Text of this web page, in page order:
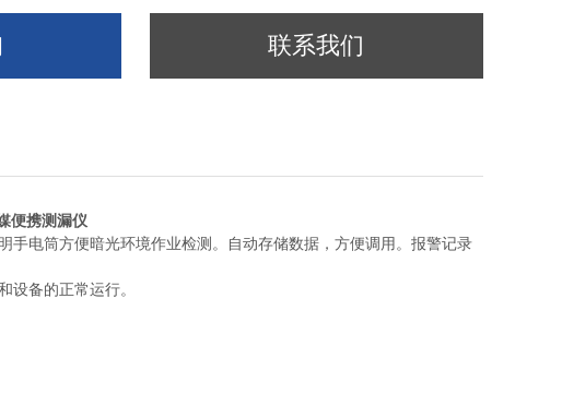
联系我们
便携测漏仪
手电筒方便暗光环境作业检测。自动存储数据，方便调用。报警记录
设备的正常运行。